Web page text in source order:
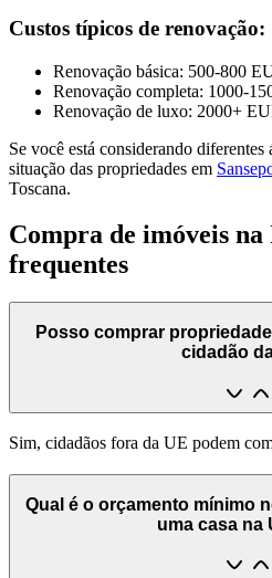
Custos típicos de renovação:
Renovação básica: 500-800
Renovação completa: 1000-
Renovação de luxo: 2000+
Se você está considerando
situação das propriedades em
Toscana.
Compra de imóveis
frequentes
Posso comprar
cidadão
Sim, cidadãos fora da UE podem
Qual é o orçamento mínimo
uma casa na